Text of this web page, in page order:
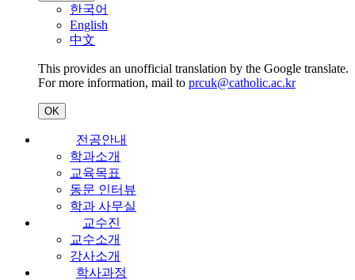
한국어
English
中文
This provides an unofficial translation by the Google translate.
For more information, mail to prcuk@catholic.ac.kr
OK
전공안내
학과소개
교육목표
동문 인터뷰
학과 사무실
교수진
교수소개
강사소개
학사과정